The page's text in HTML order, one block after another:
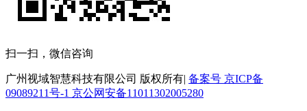
扫一扫，微信咨询
广州视域智慧科技有限公司 版权所有| 备案号 京ICP备
09089211号-1 京公网安备11011302005280